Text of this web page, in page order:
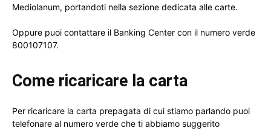
Mediolanum, portandoti nella sezione dedicata alle carte.
Oppure puoi contattare il Banking Center con il numero verde
800107107.
Come ricaricare la carta
Per ricaricare la carta prepagata di cui stiamo parlando puoi
telefonare al numero verde che ti abbiamo suggerito